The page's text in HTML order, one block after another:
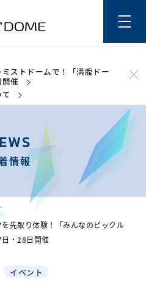
本文を読む
ストドームで！「満腹ドー
催
情報
先取り体験！「みんなのピックル
・28日開催
イベント